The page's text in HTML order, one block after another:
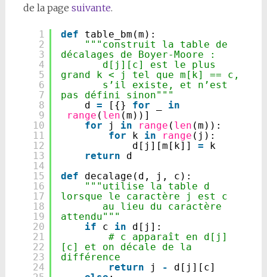
de la page suivante.
1
2
3
4
5
6
7
8
9
10
11
12
13
14
15
16
17
18
19
20
21
22
23
24
def
table_bm(m):
"""construit la table de
décalages de Boyer-Moore :
d[j][c] est le plus
grand k < j tel que m[k] == c,
s’il existe, et n’est
pas défini sinon"""
d = [{} for
in
range ( len (m))]
for
j in range ( len (m)):
for
k in range (j):
d[j][m[k]] =
k
return
d
def
decalage(d, j, c):
"""utilise la table d
lorsque le caractère j est c
au lieu du caractère
attendu"""
if
c in
d[j]:
# c apparaît en d[j]
[c] et on décale de la
différence
return
j -
d[j][c]